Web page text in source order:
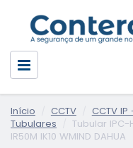
Início CCTV CCTV
Tubulares
Tubular IPC-
IR50M IK10 WMIND DAHUA